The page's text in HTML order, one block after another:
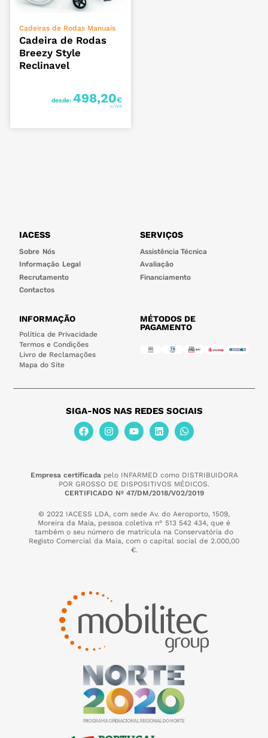
VER OPÇÕES
Cadeiras de Rodas Manuais
Cadeira de Rodas
Breezy Style
Reclinavel
desde: 498,20€
IACESS
Sobre Nós
Informação Legal
Recrutamento
Contactos
SERVIÇOS
Assistência Técnica
Avaliação
Financiamento
INFORMAÇÃO
Política de Privacidade
Termos e Condições
Livro de Reclamações
Mapa do Site
MÉTODOS DE
PAGAMENTO
SIGA-NOS NAS REDES SOCIAIS
Empresa certificadapelo INFARMED como DISTRIBUIDORA
POR GROSSO DE DISPOSITIVOS MÉDICOS.
CERTIFICADO Nº 47/DM/2018/V02/2019
© 2022 IACESS LDA, com sede Av. do Aeroporto, 1509,
Moreira da Maia, pessoa coletiva n° 513 542 434, que é
também o seu número de matrícula na Conservatória do
Registo Comercial da Maia, com o capital social de 2.000,00
€.